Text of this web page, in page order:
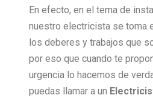
En efecto, en el tema de
nuestro electricista se toma
los deberes y trabajos que
por eso que cuando te
urgencia lo hacemos de
puedas llamar a un